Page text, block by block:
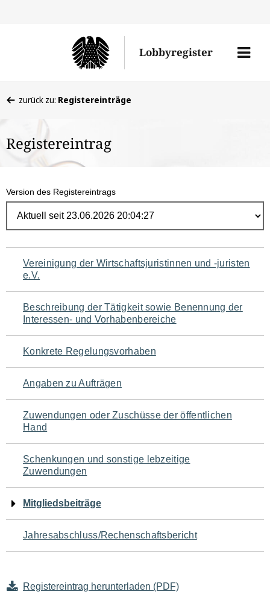
Lobbyregister
Menü
befinden
hier:
zurück zu: Registereinträge
Registereintrag
Version des Registereintrags
Navigation
für
den
Seiteninhalt
Vereinigung der Wirtschaftsjuristinnen und -juristen
e.V.
Beschreibung der Tätigkeit sowie Benennung der
Interessen- und Vorhabenbereiche
Konkrete Regelungsvorhaben
Angaben zu Aufträgen
Zuwendungen oder Zuschüsse der öffentlichen
Hand
Schenkungen und sonstige lebzeitige
Zuwendungen
Mitgliedsbeiträge
Jahresabschluss/Rechenschaftsbericht
Registereintrag herunterladen (PDF)